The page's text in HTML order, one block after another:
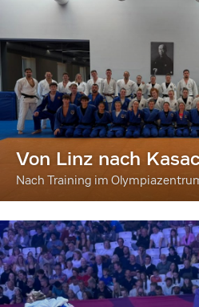
Von Linz nach
Nach Training im